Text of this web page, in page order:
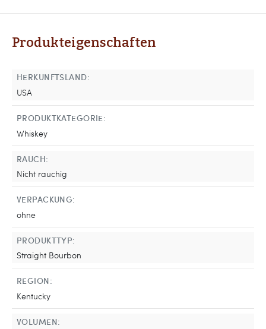
Produkteigenschaften
HERKUNFTSLAND:
USA
PRODUKTKATEGORIE:
Whiskey
RAUCH:
Nicht rauchig
VERPACKUNG:
ohne
PRODUKTTYP:
Straight Bourbon
REGION:
Kentucky
VOLUMEN: